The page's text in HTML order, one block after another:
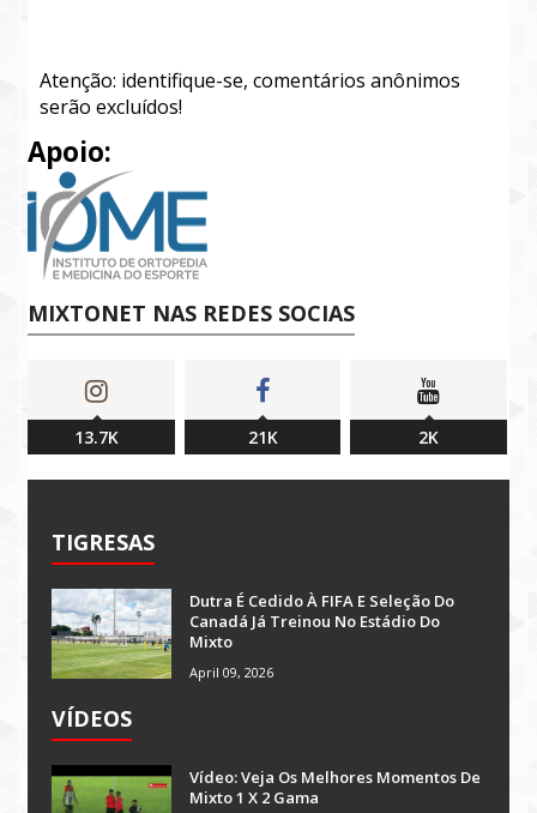
Atenção: identifique-se, comentários anônimos
serão excluídos!
Apoio:
MIXTONET NAS REDES SOCIAS
13.7K 21K 2K
TIGRESAS
Dutra É Cedido À FIFA E Seleção Do
Canadá Já Treinou No Estádio Do
Mixto
April 09, 2026
VÍDEOS
Vídeo: Veja Os Melhores Momentos De
Mixto 1 X 2 Gama